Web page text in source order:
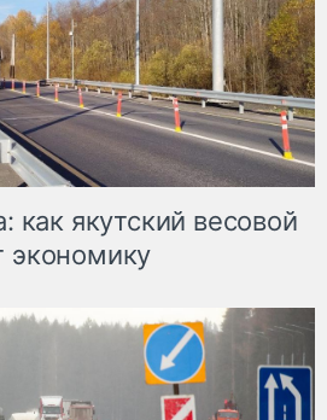
как якутский весовой
экономику